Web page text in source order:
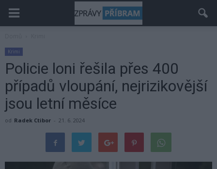
Krimi
Policie loni řešila přes 400
případů vloupání, nejrizikovější
jsou letní měsíce
od Radek Ctibor - 21. 6. 2024